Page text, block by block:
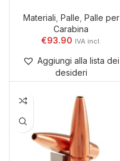
Materiali Palle Palle per
Carabina
€93.90
Aggiungi alla lista dei
desideri